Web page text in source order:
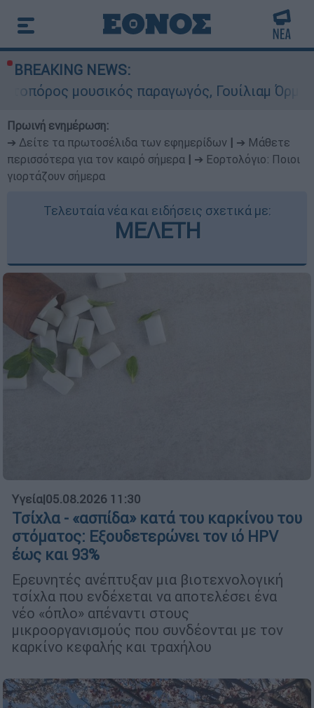
BREAKING NEWS:
παραγωγός, Γουίλιαμ Όρμπιτ - Η
Πρωινή ενημέρωση:
➔ Δείτε τα πρωτοσέλιδα των εφημερίδων
➔ Μάθετε
περισσότερα για τον καιρό σήμερα
➔ Εορτολόγιο: Ποιοι
γιορτάζουν σήμερα
Τελευταία νέα και ειδήσεις σχετικά με:
ΜΕΛΕΤΗ
Υγεία|05.08.2026 11:30
Τσίχλα - «ασπίδα» κατά του καρκίνου του
στόματος: Εξουδετερώνει τον ιό HPV
έως και 93%
Ερευνητές ανέπτυξαν μια βιοτεχνολογική
τσίχλα που ενδέχεται να αποτελέσει ένα
νέο «όπλο» απέναντι στους
μικροοργανισμούς που συνδέονται με τον
καρκίνο κεφαλής και τραχήλου